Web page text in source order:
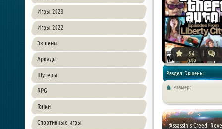
Игры 2023
Игры 2022
Экшены
Аркады
Шутеры
RPG
Гонки
Спортивные игры
94
049
Раздел: Экшены
Размер:
Assassin's Creed: